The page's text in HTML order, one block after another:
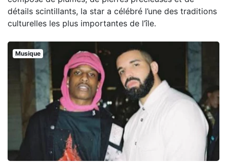
détails scintillants, la star a célébré l’une des traditions
culturelles les plus importantes de l’île.
Musique